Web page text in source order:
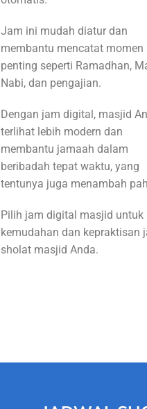
Jam ini mudah diatur dan
membantu mencatat momen
penting seperti Ramadhan,
Nabi, dan pengajian.
Dengan jam digital, masjid
terlihat lebih modern dan
membantu jamaah dalam
beribadah tepat waktu, yang
tentunya juga menambah
Pilih jam digital masjid untuk
kemudahan dan kepraktisan
sholat masjid Anda.